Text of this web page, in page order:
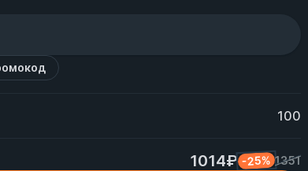
100
1014₽ -25% 1351